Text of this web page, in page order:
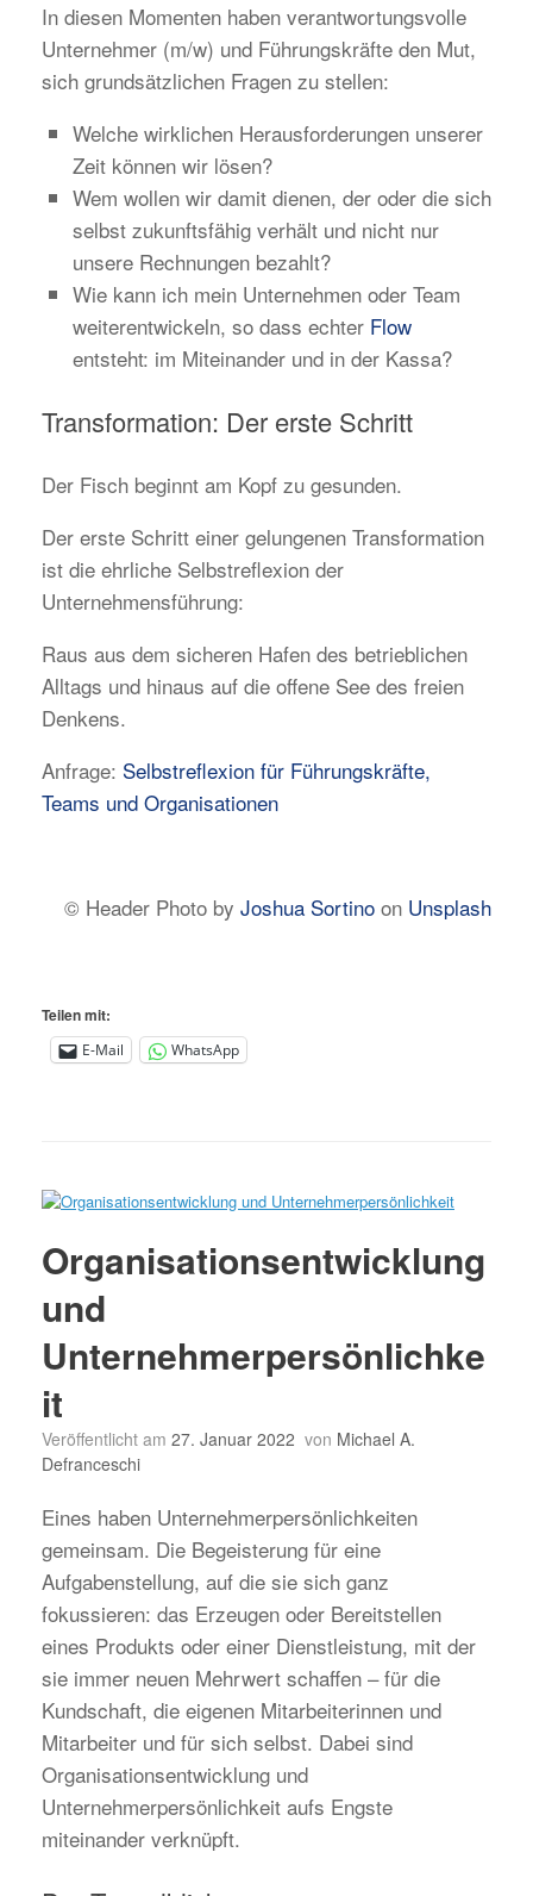
In diesen Momenten haben verantwortungsvolle
Unternehmer (m/w) und Führungskräfte den Mut,
sich grundsätzlichen Fragen zu stellen:
Welche wirklichen Herausforderungen unserer
Zeit können wir lösen?
Wem wollen wir damit dienen, der oder die sich
selbst zukunftsfähig verhält und nicht nur
unsere Rechnungen bezahlt?
Wie kann ich mein Unternehmen oder Team
weiterentwickeln, so dass echter Flow
entsteht: im Miteinander und in der Kassa?
Transformation: Der erste Schritt
Der Fisch beginnt am Kopf zu gesunden.
Der erste Schritt einer gelungenen Transformation
ist die ehrliche Selbstreflexion der
Unternehmensführung:
Raus aus dem sicheren Hafen des betrieblichen
Alltags und hinaus auf die offene See des freien
Denkens.
Anfrage: Selbstreflexion für Führungskräfte,
Teams und Organisationen
© Header Photo by Joshua Sortino on Unsplash
Teilen mit:
E-Mail WhatsApp
Organisationsentwicklung
und
Unternehmerpersönlichke
it
Veröffentlicht am 27. Januar 2022 von Michael A.
Defranceschi
Eines haben Unternehmerpersönlichkeiten
gemeinsam. Die Begeisterung für eine
Aufgabenstellung, auf die sie sich ganz
fokussieren: das Erzeugen oder Bereitstellen
eines Produkts oder einer Dienstleistung, mit der
sie immer neuen Mehrwert schaffen – für die
Kundschaft, die eigenen Mitarbeiterinnen und
Mitarbeiter und für sich selbst. Dabei sind
Organisationsentwicklung und
Unternehmerpersönlichkeit aufs Engste
miteinander verknüpft.